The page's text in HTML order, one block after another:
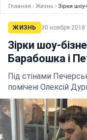
Главная › Жизнь › Зірки
ЖИЗНЬ 30 ноября 2018
Зірки шоу-
Барабошка і
Під стінами
помічені Олексій